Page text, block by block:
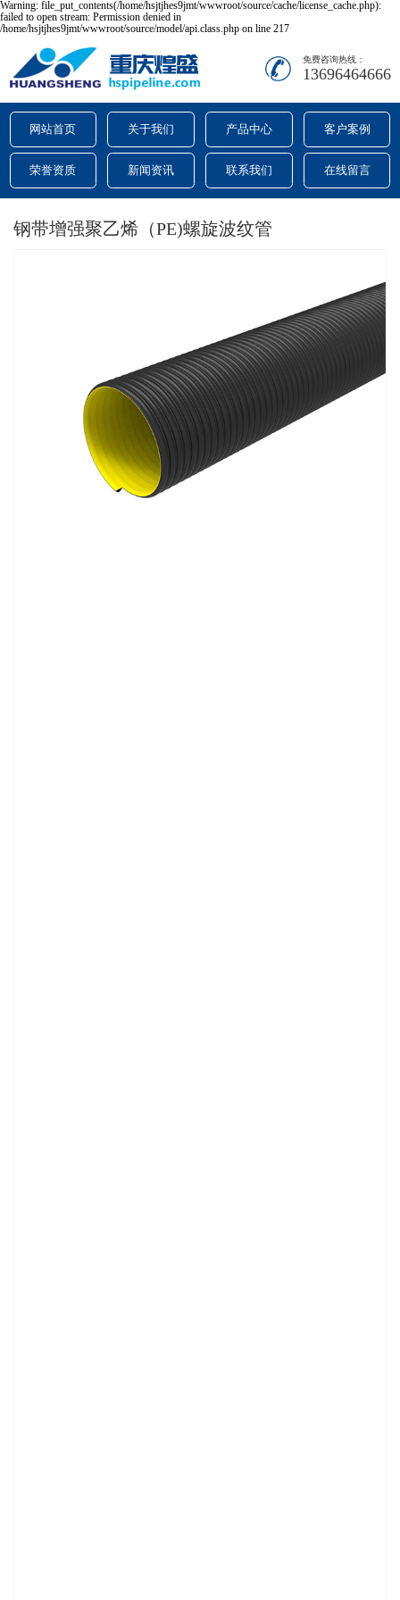
Warning: file_put_contents(/home/hsjtjhes9jmt/wwwroot/source/cache/license_cache.php):
failed to open stream: Permission denied in
/home/hsjtjhes9jmt/wwwroot/source/model/api.class.php on line 217
免费咨询热线：
13696464666
网站首页 关于我们 产品中心 客户案例
荣誉资质 新闻资讯 联系我们 在线留言
钢带增强聚乙烯（PE)螺旋波纹管